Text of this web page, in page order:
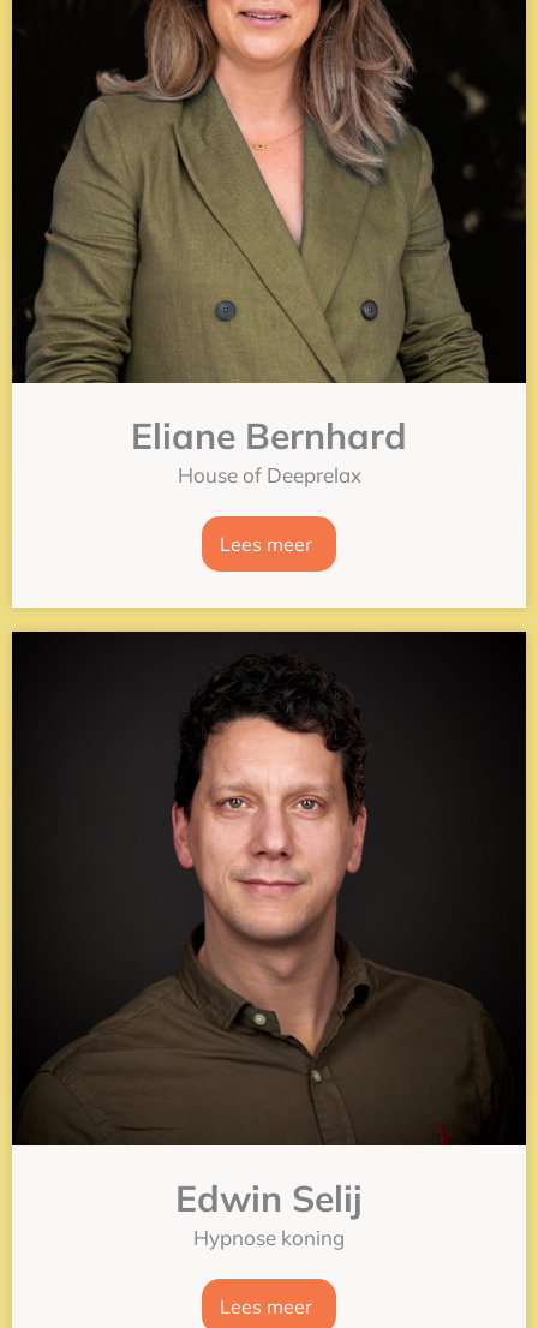
Eliane Bernhard
House of Deeprelax
Lees meer
Edwin Selij
Hypnose koning
Lees meer